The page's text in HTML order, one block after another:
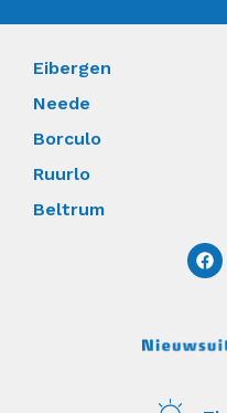
Eibergen
Neede
Borculo
Ruurlo
Beltrum
F
a
c
o
o